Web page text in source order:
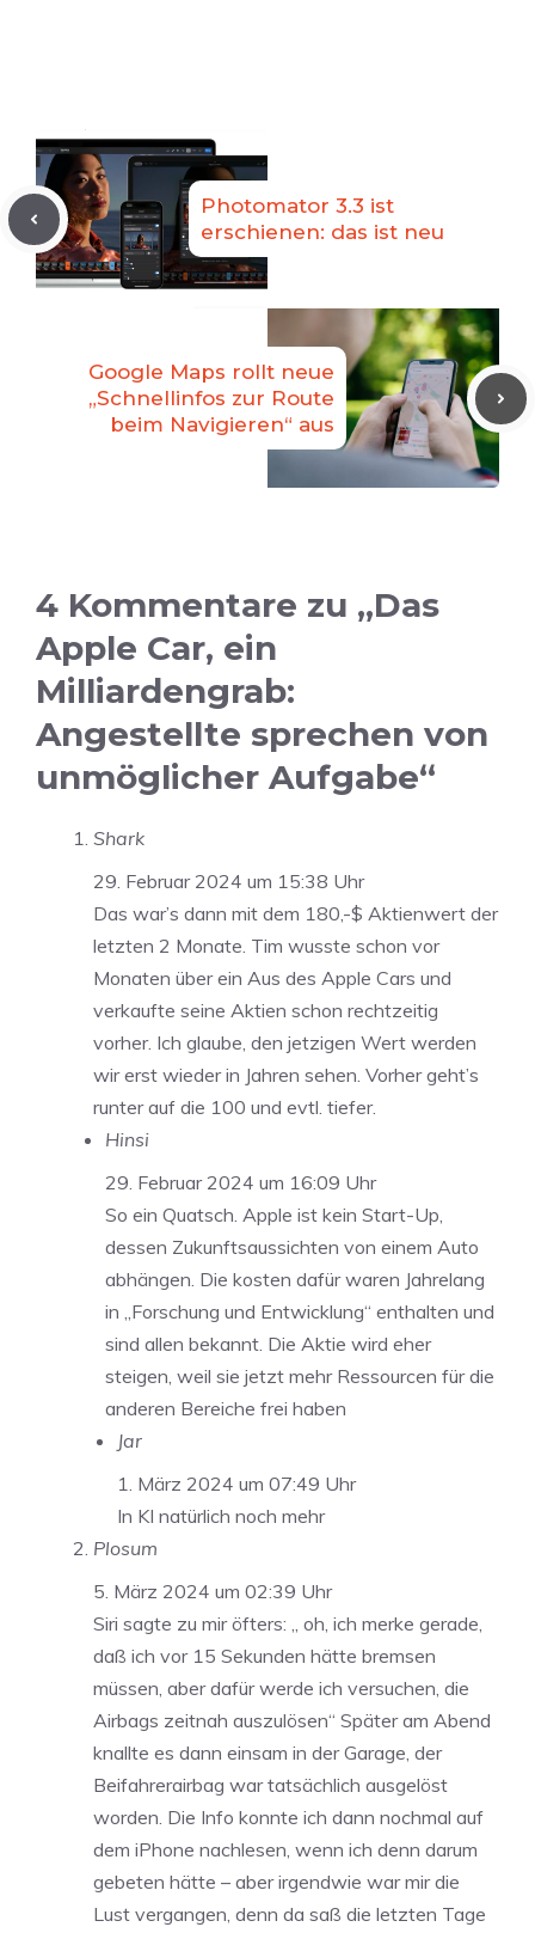
Photomator 3.3 ist
erschienen: das ist neu
Google Maps rollt neue
„Schnellinfos zur Route
beim Navigieren“ aus
4 Kommentare zu „Das
Apple Car, ein
Milliardengrab:
Angestellte sprechen von
unmöglicher Aufgabe“
Shark
29. Februar 2024 um 15:38 Uhr
Das war’s dann mit dem 180,-$ Aktienwert der
letzten 2 Monate. Tim wusste schon vor
Monaten über ein Aus des Apple Cars und
verkaufte seine Aktien schon rechtzeitig
vorher. Ich glaube, den jetzigen Wert werden
wir erst wieder in Jahren sehen. Vorher geht’s
runter auf die 100 und evtl. tiefer.
Hinsi
29. Februar 2024 um 16:09 Uhr
So ein Quatsch. Apple ist kein Start-Up,
dessen Zukunftsaussichten von einem Auto
abhängen. Die kosten dafür waren Jahrelang
in „Forschung und Entwicklung“ enthalten und
sind allen bekannt. Die Aktie wird eher
steigen, weil sie jetzt mehr Ressourcen für die
anderen Bereiche frei haben
Jar
1. März 2024 um 07:49 Uhr
In KI natürlich noch mehr
Plosum
5. März 2024 um 02:39 Uhr
Siri sagte zu mir öfters: „ oh, ich merke gerade,
daß ich vor 15 Sekunden hätte bremsen
müssen, aber dafür werde ich versuchen, die
Airbags zeitnah auszulösen“ Später am Abend
knallte es dann einsam in der Garage, der
Beifahrerairbag war tatsächlich ausgelöst
worden. Die Info konnte ich dann nochmal auf
dem iPhone nachlesen, wenn ich denn darum
gebeten hätte – aber irgendwie war mir die
Lust vergangen, denn da saß die letzten Tage